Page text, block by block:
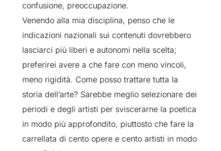
confusione, preoccupazione.
Venendo alla mia disciplina, penso che le
indicazioni nazionali sui contenuti dovrebbero
lasciarci più liberi e autonomi nella scelta;
preferirei avere a che fare con meno vincoli,
meno rigidità. Come posso trattare tutta la
storia dell’arte? Sarebbe meglio selezionare dei
periodi e degli artisti per sviscerarne la poetica
in modo più approfondito, piuttosto che fare la
carrellata di cento opere e cento artisti in modo